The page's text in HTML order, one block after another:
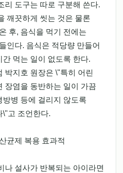
리 도구는 따로 구분해 쓴다.
깨끗하게 씻는 것은 물론
후, 음식을 먹기 전에는
인다. 음식은 적당량 만들어
먹는 일이 없도록 한다.
박지호 원장은 \"특히 어린
장염을 동반하는 일이 가끔
병 등에 걸리지 않도록
\"고 조언한다.
균제 복용 효과적
나 설사가 반복되는 아이라면